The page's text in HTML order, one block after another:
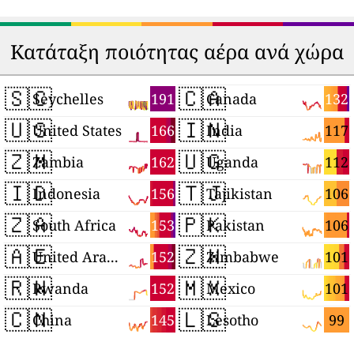
Κατάταξη ποιότητας αέρα ανά χώρα
🇸🇨 191
Seychelles
🇺🇸 166
United States
🇿🇲 162
Zambia
🇮🇩 156
Indonesia
🇿🇦 153
South Africa
🇦🇪 152
United Arab Emirates
🇷🇼 152
Rwanda
🇨🇳 145
China
🇨🇦 132
Canada
🇮🇳 117
India
🇺🇬 112
Uganda
🇹🇯 106
Tajikistan
🇵🇰 106
Pakistan
🇿🇼 101
Zimbabwe
🇲🇽 101
Mexico
🇱🇸 99
Lesotho